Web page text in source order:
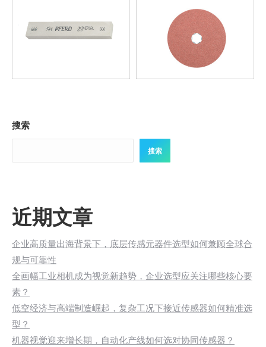
搜索
搜索
近期文章
企业高质量出海背景下，底层传感元器件选型如何兼顾全球合
规与可靠性
全画幅工业相机成为视觉新趋势，企业选型应关注哪些核心要
素？
低空经济与高端制造崛起，复杂工况下接近传感器如何精准选
型？
机器视觉迎来增长期，自动化产线如何选对协同传感器？